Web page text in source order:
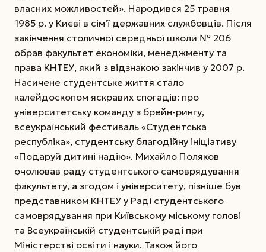
власних можливостей». Народився 25 травня
1985 р. у Києві в сім’ї державних службовців. Після
закінчення столичної середньої школи № 206
обрав факультет економіки, менеджменту та
права КНТЕУ, який з відзнакою закінчив у 2007 р.
Насичене студентське життя стало
калейдоскопом яскравих спогадів: про
університетську команду з брейн-рингу,
всеукраїнський фестиваль «Студентська
республіка», студентську благодійну ініціативу
«Подаруй дитині надію». Михайло Поляков
очолював раду студентського самоврядування
факультету, а згодом і університету, пізніше був
представником КНТЕУ у Раді студентського
самоврядування при Київському міському голові
та Всеукраїнській студентській раді при
Міністерстві освіти і науки. Також його